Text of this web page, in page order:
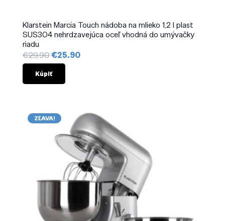
Klarstein Marcia Touch nádoba na mlieko 1,2 l plast
SUS304 nehrdzavejúca oceľ vhodná do umývačky
riadu
€29.90 Pôvodná
cena
bola:
€29.90.
€25.90Aktuálna
Kúpiť
ZĽAVA!